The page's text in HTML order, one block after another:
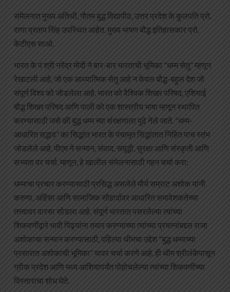
संमेलनात मुख्य अतिथी, गौतम बुद्ध विद्यापीठ, उत्तर प्रदेश के कुलपति प्रो.
राणा प्रताप सिंह उपस्थित आहेत. मुख्य भाषण बौद्ध इतिहासकार प्रो.
केटीएस साओ.
भारत के पं श्री नरेंद्र मोदी ने बार-बार भारताची भूमिका “धम्म सेतु” म्हणून
रेखाटली आहे, जो एक आध्यात्मिक सेतु आहे न केवल बौद्ध-बहुल देश जो
संपूर्ण विश्व को जोडलेला आहे. भारत को वैश्विक शिखर परिषद, एशियाई
बौद्ध शिखर परिषद आणि पाली को एक शास्त्रीय भाषा म्हणून स्थापित
करण्यासाठी जसे की बुद्ध धम्म च्या संरक्षणाला पुढे नेले जाते. “धम्म-
आधारित सद्भाव” का सिद्धांत भारत के पंचामृत सिद्धांतात निहित पाच स्तंभ
जोडलेले आहे. पीएम ने सन्मान, संवाद, समृद्धी, सुरक्षा आणि संस्कृती आणि
सभ्यता वर चर्चा. म्हणून, हे खालील संमेलनासाठी गहन चर्चा करा:
धम्माचा प्रचार करण्यासाठी प्रसिद्ध असलेले मौर्य सम्राट अशोक यांनी
करुणा, अहिंसा आणि सामाजिक सौहार्दावर आधारित समावेशकतेच्या
तत्त्वावर वारसा सोडला आहे. संपूर्ण भारतात पसरलेल्या त्यांच्या
शिकवणींद्वारे भावी पिढ्यांना तयार करण्याच्या त्यांच्या प्रयत्नांबद्दल राजा
अशोकाचा सन्मान करण्यासाठी, पहिल्या थीमचा उद्देश “बुद्ध धम्माच्या
प्रसारात अशोकाची भूमिका” यावर चर्चा करणे आहे. ही थीम श्रीलंकेपासून
ग्रीक प्रदेश आणि मध्य आशियापर्यंत पोहोचलेल्या त्यांच्या शिकवणींच्या
विस्ताराचा शोध घेते.